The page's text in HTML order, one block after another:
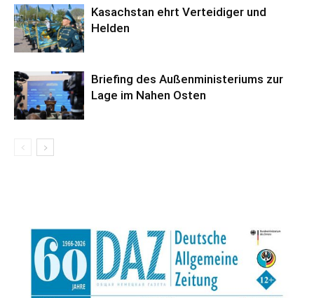
Kasachstan ehrt Verteidiger und
Helden
Briefing des Außenministeriums zur
Lage im Nahen Osten